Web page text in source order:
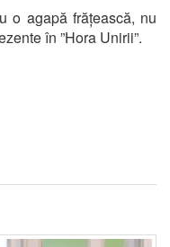
o agapă frățească, nu
în ”Hora Unirii”.